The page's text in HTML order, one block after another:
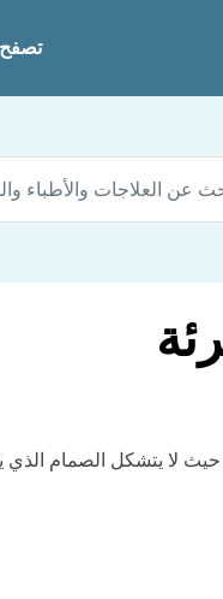
تصفح
لا يتشكل الصمام الذي